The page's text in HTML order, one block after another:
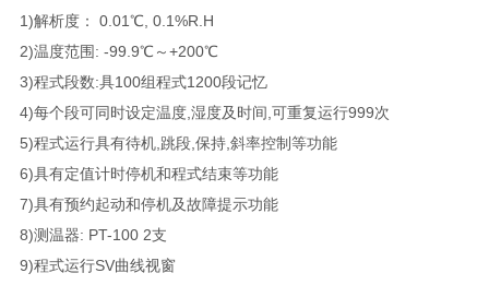
1)解析度： 0.01℃, 0.1%R.H
2)温度范围: -99.9℃～+200℃
3)程式段数:具100组程式1200段记忆
4)每个段可同时设定温度,湿度及时间,可重复运行999次
5)程式运行具有待机,跳段,保持,斜率控制等功能
6)具有定值计时停机和程式结束等功能
7)具有预约起动和停机及故障提示功能
8)测温器: PT-100 2支
9)程式运行SV曲线视窗